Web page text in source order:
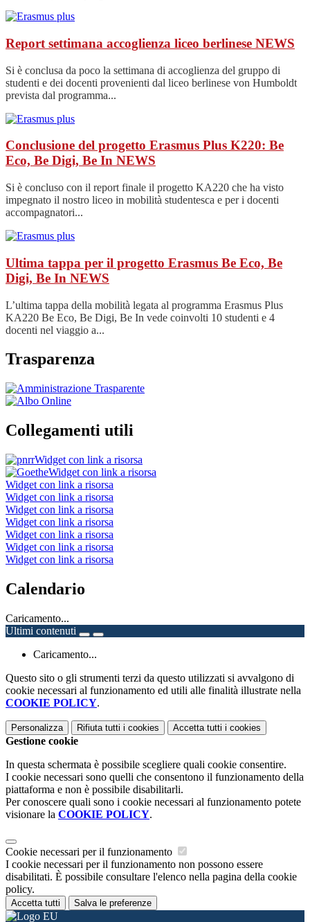
Report settimana accoglienza liceo berlinese NEWS
Si è conclusa da poco la settimana di accoglienza del gruppo di
studenti e dei docenti provenienti dal liceo berlinese von Humboldt
prevista dal programma...
Conclusione del progetto Erasmus Plus K220: Be
Eco, Be Digi, Be In NEWS
Si è concluso con il report finale il progetto KA220 che ha visto
impegnato il nostro liceo in mobilità studentesca e per i docenti
accompagnatori...
Ultima tappa per il progetto Erasmus Be Eco, Be
Digi, Be In NEWS
L’ultima tappa della mobilità legata al programma Erasmus Plus
KA220 Be Eco, Be Digi, Be In vede coinvolti 10 studenti e 4
docenti nel viaggio a...
Trasparenza
Collegamenti utili
Widget con link a risorsa
Widget con link a risorsa
Widget con link a risorsa
Widget con link a risorsa
Widget con link a risorsa
Widget con link a risorsa
Widget con link a risorsa
Widget con link a risorsa
Widget con link a risorsa
Calendario
Caricamento...
Ultimi contenuti
Caricamento...
Questo sito o gli strumenti terzi da questo utilizzati si avvalgono di
cookie necessari al funzionamento ed utili alle finalità illustrate nella
COOKIE POLICY.
Personalizza Rifiuta tutti i cookies Accetta tutti i cookies
Gestione cookie
In questa schermata è possibile scegliere quali cookie consentire.
I cookie necessari sono quelli che consentono il funzionamento della
piattaforma e non è possibile disabilitarli.
Per conoscere quali sono i cookie necessari al funzionamento potete
visionare la COOKIE POLICY.
Cookie necessari per il funzionamento
I cookie necessari per il funzionamento non possono essere
disabilitati. È possibile consultare l'elenco nella pagina della cookie
policy.
Accetta tutti Salva le preferenze